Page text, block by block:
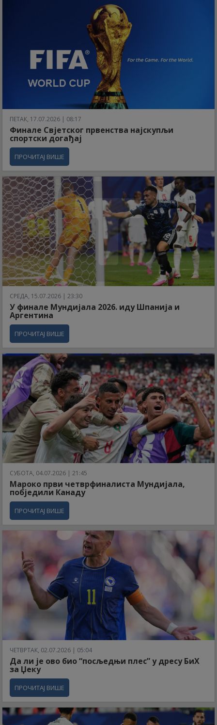
ПЕТАК, 17.07.2026 | 08:17
Финале Свјетског првенства најскупљи
спортски догађај
ПРОЧИТАЈ ВИШЕ
СРЕДА, 15.07.2026 | 23:30
У финале Мундијала 2026. иду Шпанија и
Аргентина
ПРОЧИТАЈ ВИШЕ
СУБОТА, 04.07.2026 | 21:45
Мароко први четврфиналиста Мундијала,
побједили Канаду
ПРОЧИТАЈ ВИШЕ
ЧЕТВРТАК, 02.07.2026 | 05:04
Да ли је ово био “посљедњи плес” у дресу БиХ
за Џеку
ПРОЧИТАЈ ВИШЕ